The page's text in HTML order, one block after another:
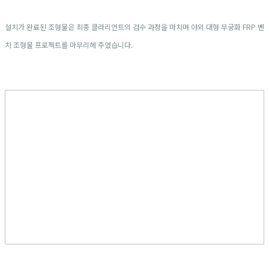
설치가 완료된 조형물은 최종 클라리언트의 검수 과정을 마치며 야외 대형 무궁화 FRP 벤
치 조형물 프로젝트를 마무리헤 주었습니다.